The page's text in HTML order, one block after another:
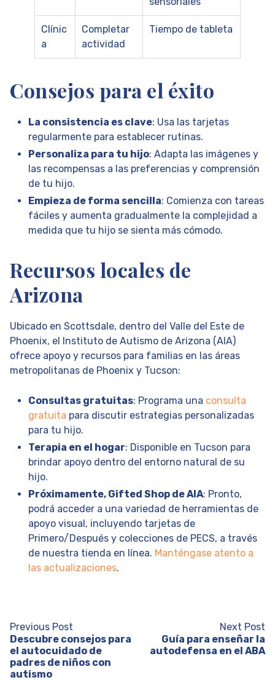
Clínic
a
Completar
actividad
Tiempo de tableta
Consejos para el éxito
La consistencia es clave: Usa las tarjetas
regularmente para establecer rutinas.
Personaliza para tu hijo: Adapta las imágenes y
las recompensas a las preferencias y comprensión
de tu hijo.
Empieza de forma sencilla: Comienza con tareas
fáciles y aumenta gradualmente la complejidad a
medida que tu hijo se sienta más cómodo.
Recursos locales de
Arizona
Ubicado en Scottsdale, dentro del Valle del Este de
Phoenix, el Instituto de Autismo de Arizona (AIA)
ofrece apoyo y recursos para familias en las áreas
metropolitanas de Phoenix y Tucson:
Consultas gratuitas: Programa una consulta
gratuita para discutir estrategias personalizadas
para tu hijo.
Terapia en el hogar: Disponible en Tucson para
brindar apoyo dentro del entorno natural de su
hijo.
Próximamente, Gifted Shop de AIA: Pronto,
podrá acceder a una variedad de herramientas de
apoyo visual, incluyendo tarjetas de
Primero/Después y colecciones de PECS, a través
de nuestra tienda en línea. Manténgase atento a
las actualizaciones.
Previous Post
Descubre consejos para
el autocuidado de
padres de niños con
autismo
Next Post
Guía para enseñar la
autodefensa en el ABA